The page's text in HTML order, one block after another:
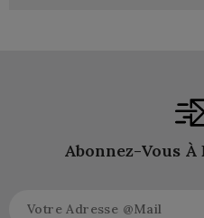
Abonnez-Vous